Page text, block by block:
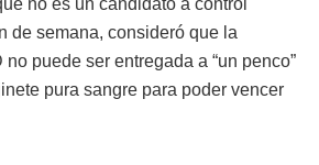
de semana, consideró que la
puede ser entregada a “un penco”
pura sangre para poder vencer